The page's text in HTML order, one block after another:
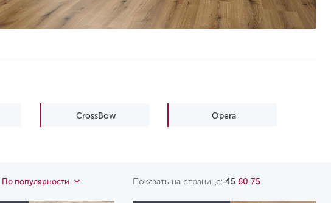
CrossBow Opera
По популярности Показать на странице: 45 60 75